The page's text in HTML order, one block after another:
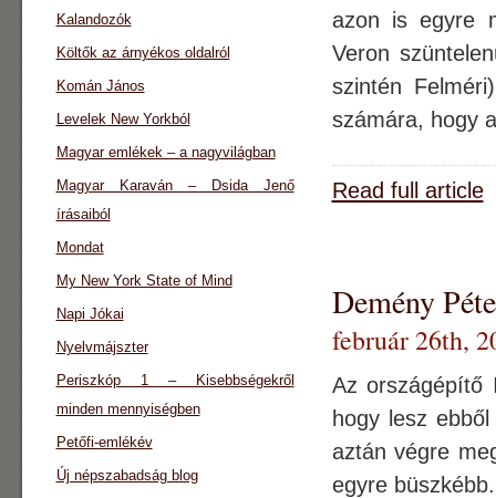
azon is egyre
Veron
szintén
számára, hogy
Read full article
Demény
február 26th,
Az országépítő
hogy lesz
aztán végre
egyre
Kalandozók
Költők az árnyékos oldalról
Komán János
Levelek New Yorkból
Magyar emlékek – a nagyvilágban
Magyar Karaván – Dsida Jenő
írásaiból
Mondat
My New York State of Mind
Napi Jókai
Nyelvmájszter
Periszkóp 1 – Kisebbségekről
minden mennyiségben
Petőfi-emlékév
Új népszabadság blog